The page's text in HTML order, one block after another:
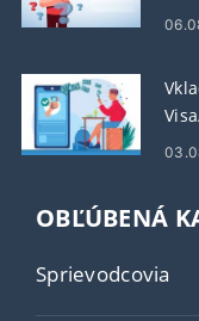
OBĽÚBENÁ
Sprievodcovia